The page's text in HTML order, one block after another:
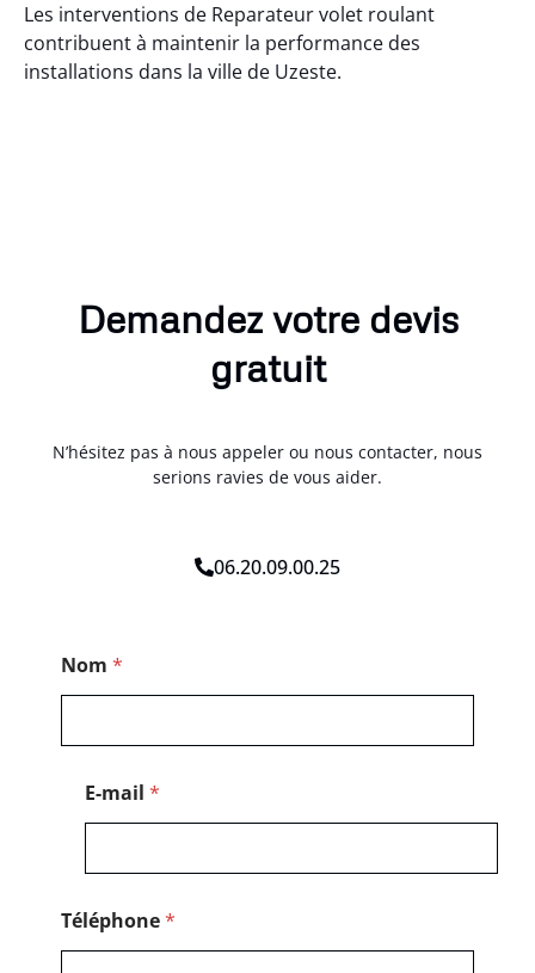
Les interventions de Reparateur volet roulant
contribuent à maintenir la performance des
installations dans la ville de Uzeste.
Demandez votre devis
gratuit
N’hésitez pas à nous appeler ou nous contacter, nous
serions ravies de vous aider.
06.20.09.00.25
Nom *
p
o
E-mail *
Téléphone*